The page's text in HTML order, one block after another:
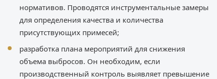
нормативов. Проводятся инструментальные замеры
для определения качества и количества
присутствующих примесей;
разработка плана мероприятий для снижения
объема выбросов. Он необходим, если
производственный контроль выявляет превышение